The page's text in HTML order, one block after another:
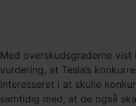
Med overskudsgraderne
vurdering, at Tesla’s
interesseret i at skulle
samtidig med, at de også